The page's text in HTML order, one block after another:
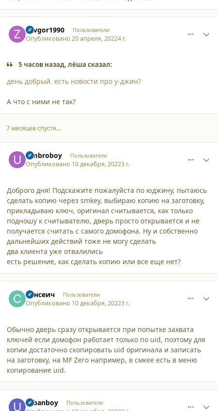
Zavgor1990 Пользователи
Опубликовано20 апреля, 20224 г.
5 часов назад, лёша сказал:
день добрый. есть новости про у-джин?
А что с ними не так?
7 месяцев спустя...
Umbroboy Пользователи
Опубликовано 10 декабря, 20223 г.
Доброго дня! Подскажите пожалуйста по юджину, пытаюсь
сделать копию через smkey, выбираю копию на заготовку,
прикладываю ключ, оригинал считывается, как только
подношу к считывателю, дверь просто открывается и не
получается считать с самого домофона. Ну и собственно
дальнейших действий тоже не могу сделать
два клиента уже отвалились
есть решение, как сделать копию или все еще нет?
Сансеич Пользователи
Опубликовано 10 декабря, 20223 г.
Обычно дверь сразу открывается при попытке захвата
ключей если домофон работает только по uid, поэтому для
копии достаточно скопировать uid оригинала и записать
на заготовку, на MF Zero например, в смкее есть в меню
копирование uid.
urbanboy Пользователи